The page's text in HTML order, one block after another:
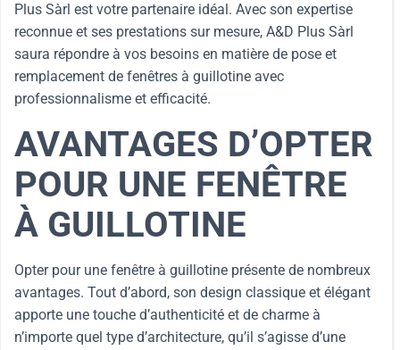
Plus Sàrl est votre partenaire idéal. Avec son expertise
reconnue et ses prestations sur mesure, A&D Plus Sàrl
saura répondre à vos besoins en matière de pose et
remplacement de fenêtres à guillotine avec
professionnalisme et efficacité.
AVANTAGES D’OPTER
POUR UNE FENÊTRE
À GUILLOTINE
Opter pour une fenêtre à guillotine présente de nombreux
avantages. Tout d’abord, son design classique et élégant
apporte une touche d’authenticité et de charme à
n’importe quel type d’architecture, qu’il s’agisse d’une